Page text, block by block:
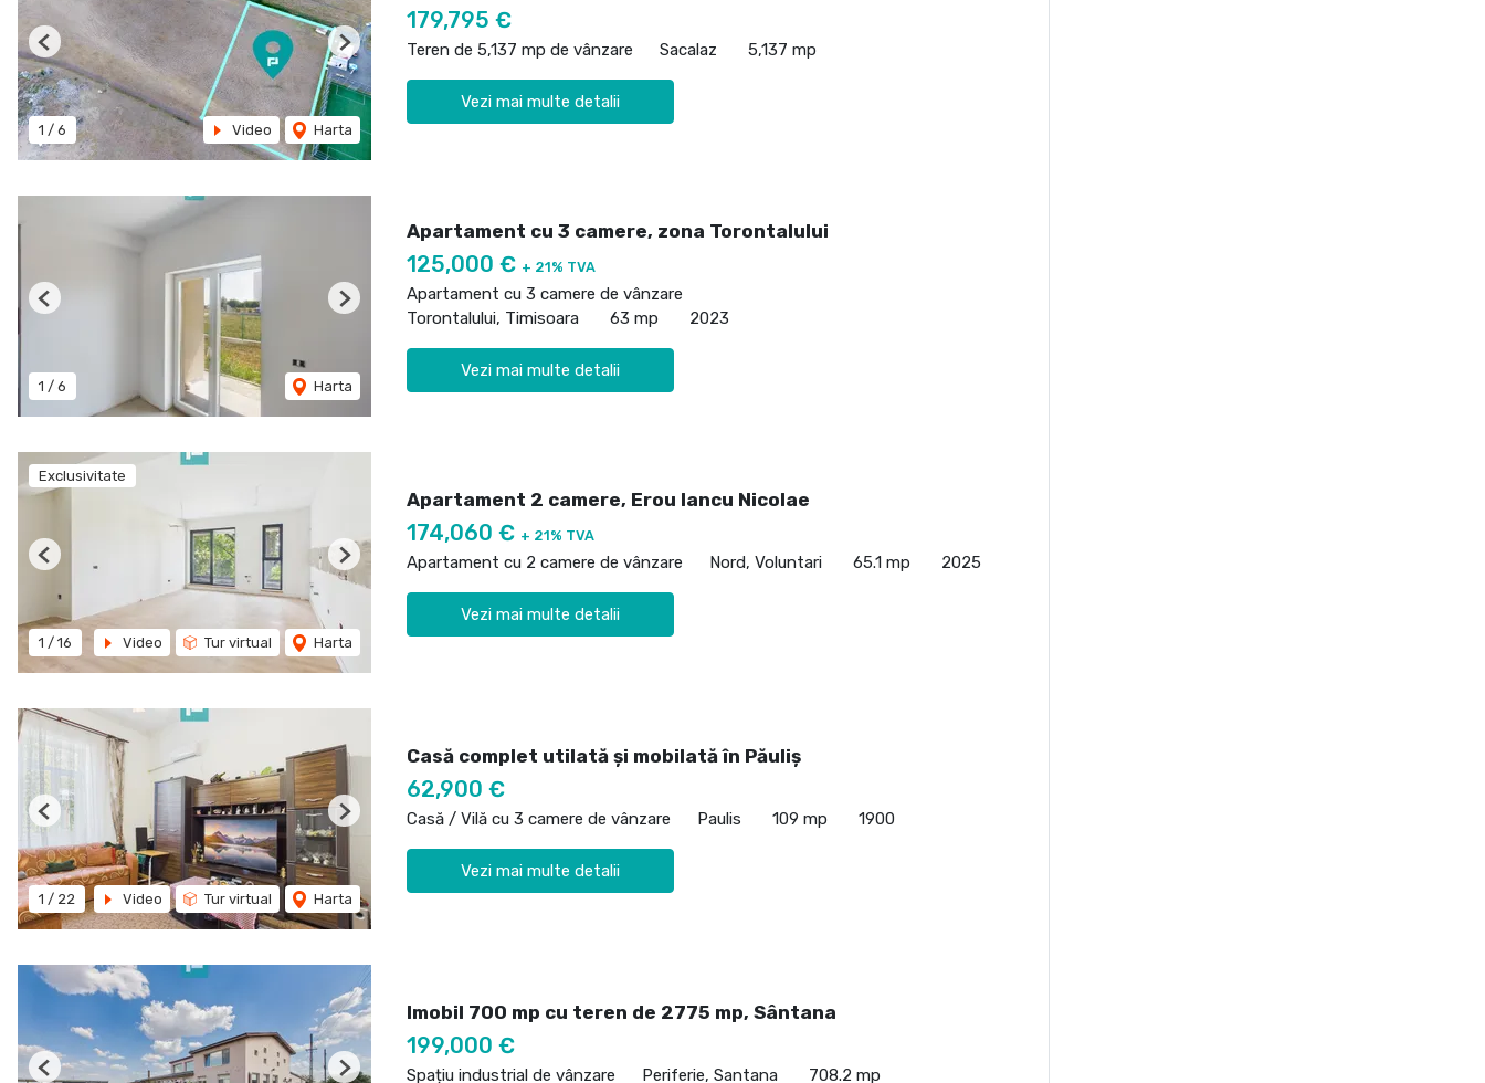
1 / 6 Video Harta
Previous Next
179,795 €
Teren de 5,137 mp de vânzare Sacalaz 5,137 mp
Vezi mai multe detalii
1 / 6 Harta
Previous Next
Apartament cu 3 camere, zona Torontalului
125,000 € + 21% TVA
Apartament cu 3 camere de vânzare
Torontalului, Timisoara
63 mp 2023
Vezi mai multe detalii
Exclusivitate
1 / 16 Video Tur virtual Harta
Previous Next
Apartament 2 camere, Erou Iancu Nicolae
174,060 € + 21% TVA
Apartament cu 2 camere de vânzare Nord, Voluntari 65.1 mp 2025
Vezi mai multe detalii
1 / 22 Video Tur virtual Harta
Previous Next
Casă complet utilată și mobilată în Păuliș
62,900 €
Casă / Vilă cu 3 camere de vânzare Paulis 109 mp 1900
Vezi mai multe detalii
Previous Next
Imobil 700 mp cu teren de 2775 mp, Sântana
199,000 €
Spațiu industrial de vânzare Periferie, Santana 708.2 mp